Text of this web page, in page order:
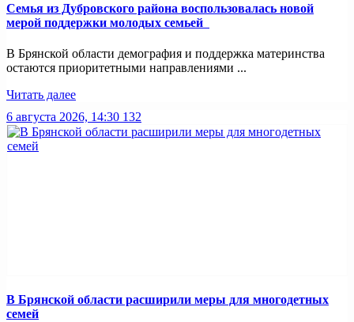
Семья из Дубровского района воспользовалась новой
мерой поддержки молодых семьей
В Брянской области демография и поддержка материнства
остаются приоритетными направлениями ...
Читать далее
6 августа 2026, 14:30 132
В Брянской области расширили меры для многодетных
семей